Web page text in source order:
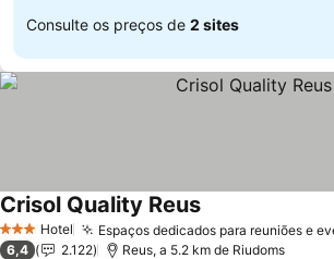
Consulte os preços de 2 sites
3 EstrelasHotel Espaços dedicados para reuniões e
Crisol Quality ReusVer preços
6,4 2.122 Reus, a 5.2 km de Riudoms